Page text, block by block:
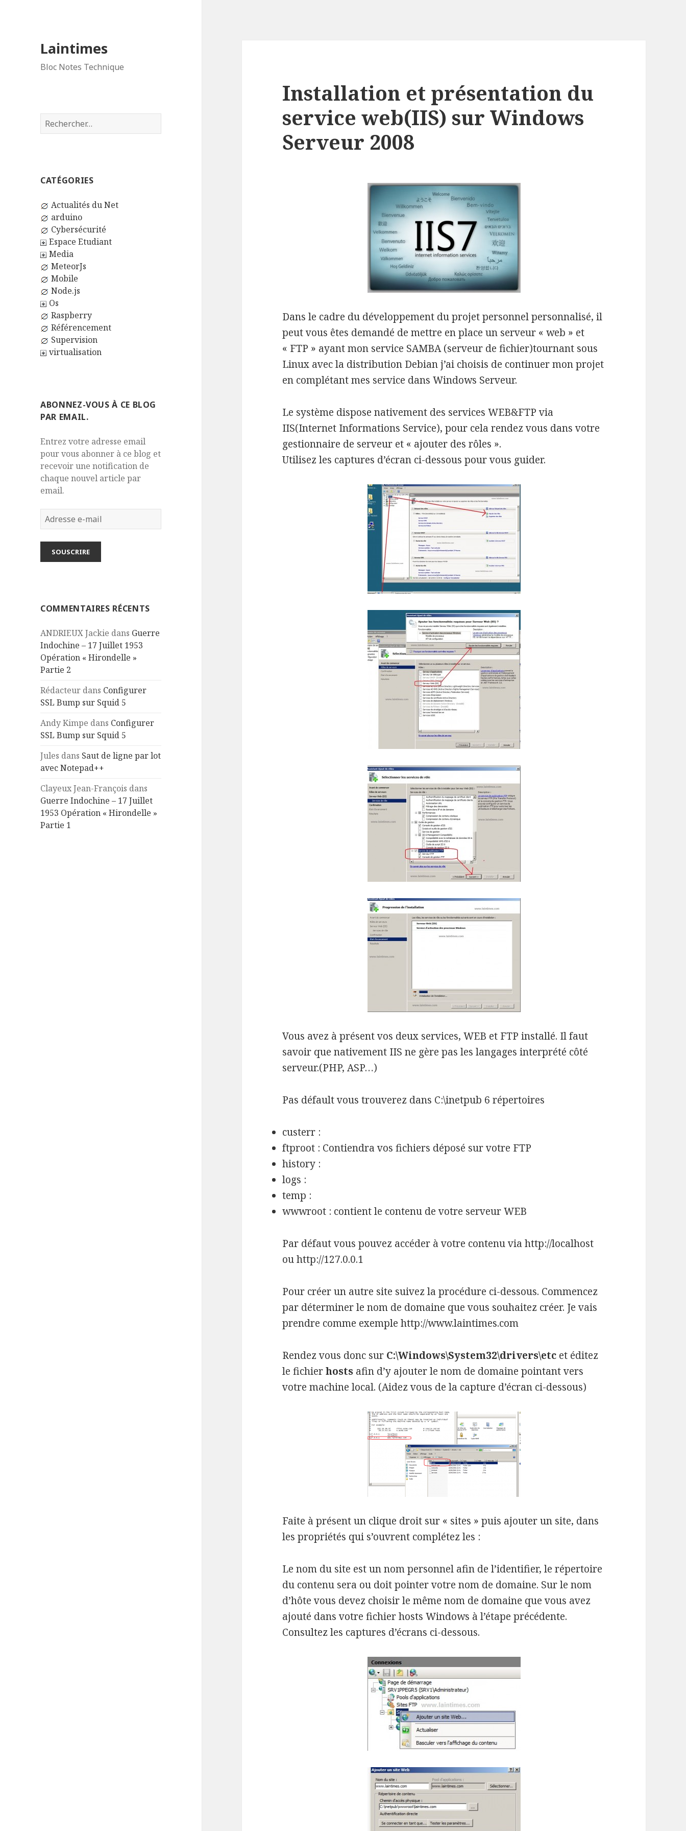
Laintimes
Bloc Notes Technique
Rechercher :
CATÉGORIES
Actualités du Net
arduino
Cybersécurité
Espace Etudiant
Media
MeteorJs
Mobile
Node.js
Os
Raspberry
Référencement
Supervision
virtualisation
ABONNEZ-VOUS À CE BLOG
PAR EMAIL.
Entrez votre adresse email
pour vous abonner à ce blog et
recevoir une notification de
chaque nouvel article par
email.
Adresse
e-
mail
SOUSCRIRE
COMMENTAIRES RÉCENTS
ANDRIEUX Jackie dans Guerre
Indochine – 17 Juillet 1953
Opération « Hirondelle »
Partie 2
Rédacteur dans Configurer
SSL Bump sur Squid 5
Andy Kimpe dans Configurer
SSL Bump sur Squid 5
Jules dans Saut de ligne par lot
avec Notepad++
Clayeux Jean-François dans
Guerre Indochine – 17 Juillet
1953 Opération « Hirondelle »
Partie 1
Installation et présentation du
service web(IIS) sur Windows
Serveur 2008
Dans le cadre du développement du projet personnel personnalisé, il
peut vous êtes demandé de mettre en place un serveur « web » et
« FTP » ayant mon service SAMBA (serveur de fichier)tournant sous
Linux avec la distribution Debian j’ai choisis de continuer mon projet
en complétant mes service dans Windows Serveur.
Le système dispose nativement des services WEB&FTP via
IIS(Internet Informations Service), pour cela rendez vous dans votre
gestionnaire de serveur et « ajouter des rôles ».
Utilisez les captures d’écran ci-dessous pour vous guider.
Vous avez à présent vos deux services, WEB et FTP installé. Il faut
savoir que nativement IIS ne gère pas les langages interprété côté
serveur.(PHP, ASP…)
Pas défault vous trouverez dans C:\inetpub 6 répertoires
custerr :
ftproot : Contiendra vos fichiers déposé sur votre FTP
history :
logs :
temp :
wwwroot : contient le contenu de votre serveur WEB
Par défaut vous pouvez accéder à votre contenu via http://localhost
ou http://127.0.0.1
Pour créer un autre site suivez la procédure ci-dessous. Commencez
par déterminer le nom de domaine que vous souhaitez créer. Je vais
prendre comme exemple http://www.laintimes.com
Rendez vous donc sur C:\Windows\System32\drivers\etc et éditez
le fichierhosts afin d’y ajouter le nom de domaine pointant vers
votre machine local. (Aidez vous de la capture d’écran ci-dessous)
Faite à présent un clique droit sur « sites » puis ajouter un site, dans
les propriétés qui s’ouvrent complétez les :
Le nom du site est un nom personnel afin de l’identifier, le répertoire
du contenu sera ou doit pointer votre nom de domaine. Sur le nom
d’hôte vous devez choisir le même nom de domaine que vous avez
ajouté dans votre fichier hosts Windows à l’étape précédente.
Consultez les captures d’écrans ci-dessous.